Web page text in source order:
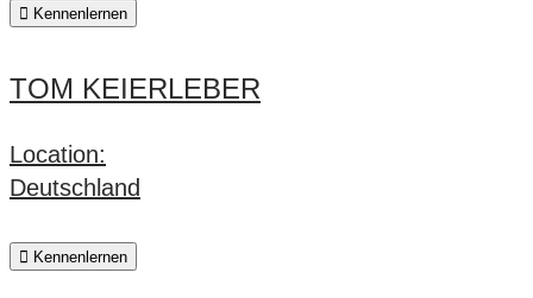
Kennenlernen
TOM KEIERLEBER
Location:
Deutschland
Kennenlernen